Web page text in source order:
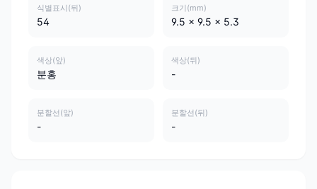
식별표시(뒤)
54
크기(mm)
9.5 x 9.5 x 5.3
색상(앞)
분홍
색상(뒤)
-
분할선(앞)
-
분할선(뒤)
-